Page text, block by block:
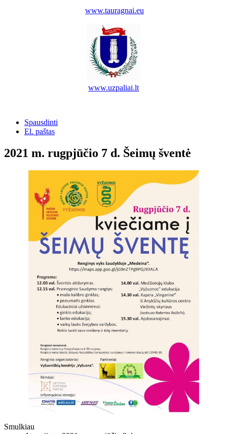
www.tauragnai.eu
www.uzpaliai.lt
Spausdinti
El. paštas
2021 m. rugpjūčio 7 d. Šeimų šventė
Smulkiau